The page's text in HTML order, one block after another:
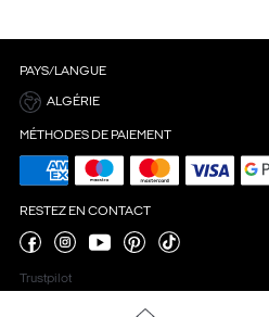
PAYS/LANGUE
ALGÉRIE
MÉTHODES DE PAIEMENT
RESTEZ EN CONTACT
Trustpilot